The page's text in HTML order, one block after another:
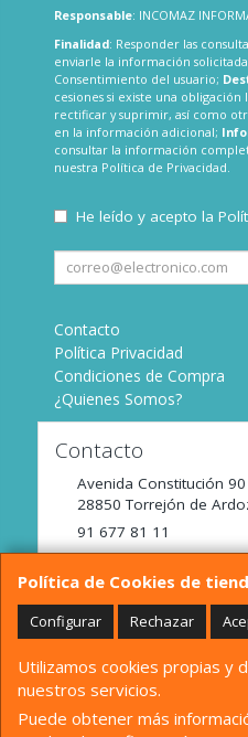
Política de Cookies de
Configurar Rechazar
Utilizamos cookies propias y
nuestros servicios.
Puede obtener más
Responsable: INCOMAZ
Finalidad: Responder las
enviarle la información
Consentimiento del usuario;
cesiones si existe una obligación
rectificar y suprimir, así como
en la información adicional;
consultar la información
nuestra Política de Privacidad.
He leído y acepto la
Contacto
Política Privacidad
Condiciones de Compra
¿Quienes Somos?
Contacto
Avenida Constitución
28850 Torrejón de
91 677 81 11
tienda@incomaz.com
Horario
De Lunes a Viernes de